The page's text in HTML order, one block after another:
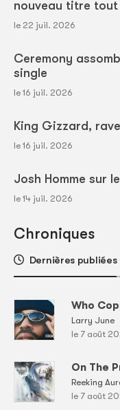
nouveau titre tout
le 22 juil. 2026
Ceremony
single
le 16 juil. 2026
King Gizzard,
le 16 juil. 2026
Josh Homme sur
le 14 juil. 2026
Chroniques
Dernières publiées
Who
Larry June
le 7 août
On The
Reeking
le 7 août